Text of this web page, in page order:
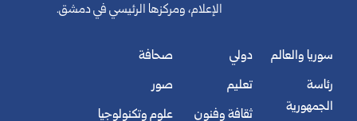
الإعلام، ومركزها الرئيسي في دمشق.
سوريا والعالم
رئاسة
الجمهورية
دولي
تعليم
ثقافة وفنون
صحافة
صور
علوم وتكنولوجيا